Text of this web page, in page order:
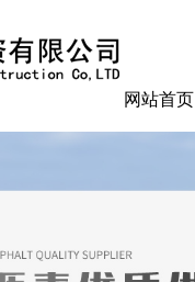
网站首页